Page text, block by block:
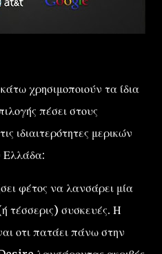
χρησιμοποιούν τα ίδια
πέσει στους
ιδιαιτερότητες μερικών
Ελλάδα:
φέτος να λανσάρει μία
τέσσερις) συσκευές. Η
οτι πατάει πάνω στην